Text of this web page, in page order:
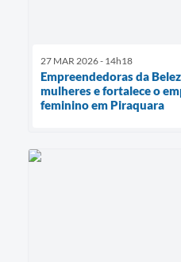
27 MAR 2026 - 14h18
Empreendedoras da
mulheres e fortalece o
feminino em Piraquara